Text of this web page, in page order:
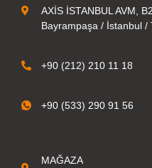
AXİS İSTANBUL AVM,
Bayrampaşa / İstanbul /
+90 (212) 210 11 18
+90 (533) 290 91 56
MAĞAZA